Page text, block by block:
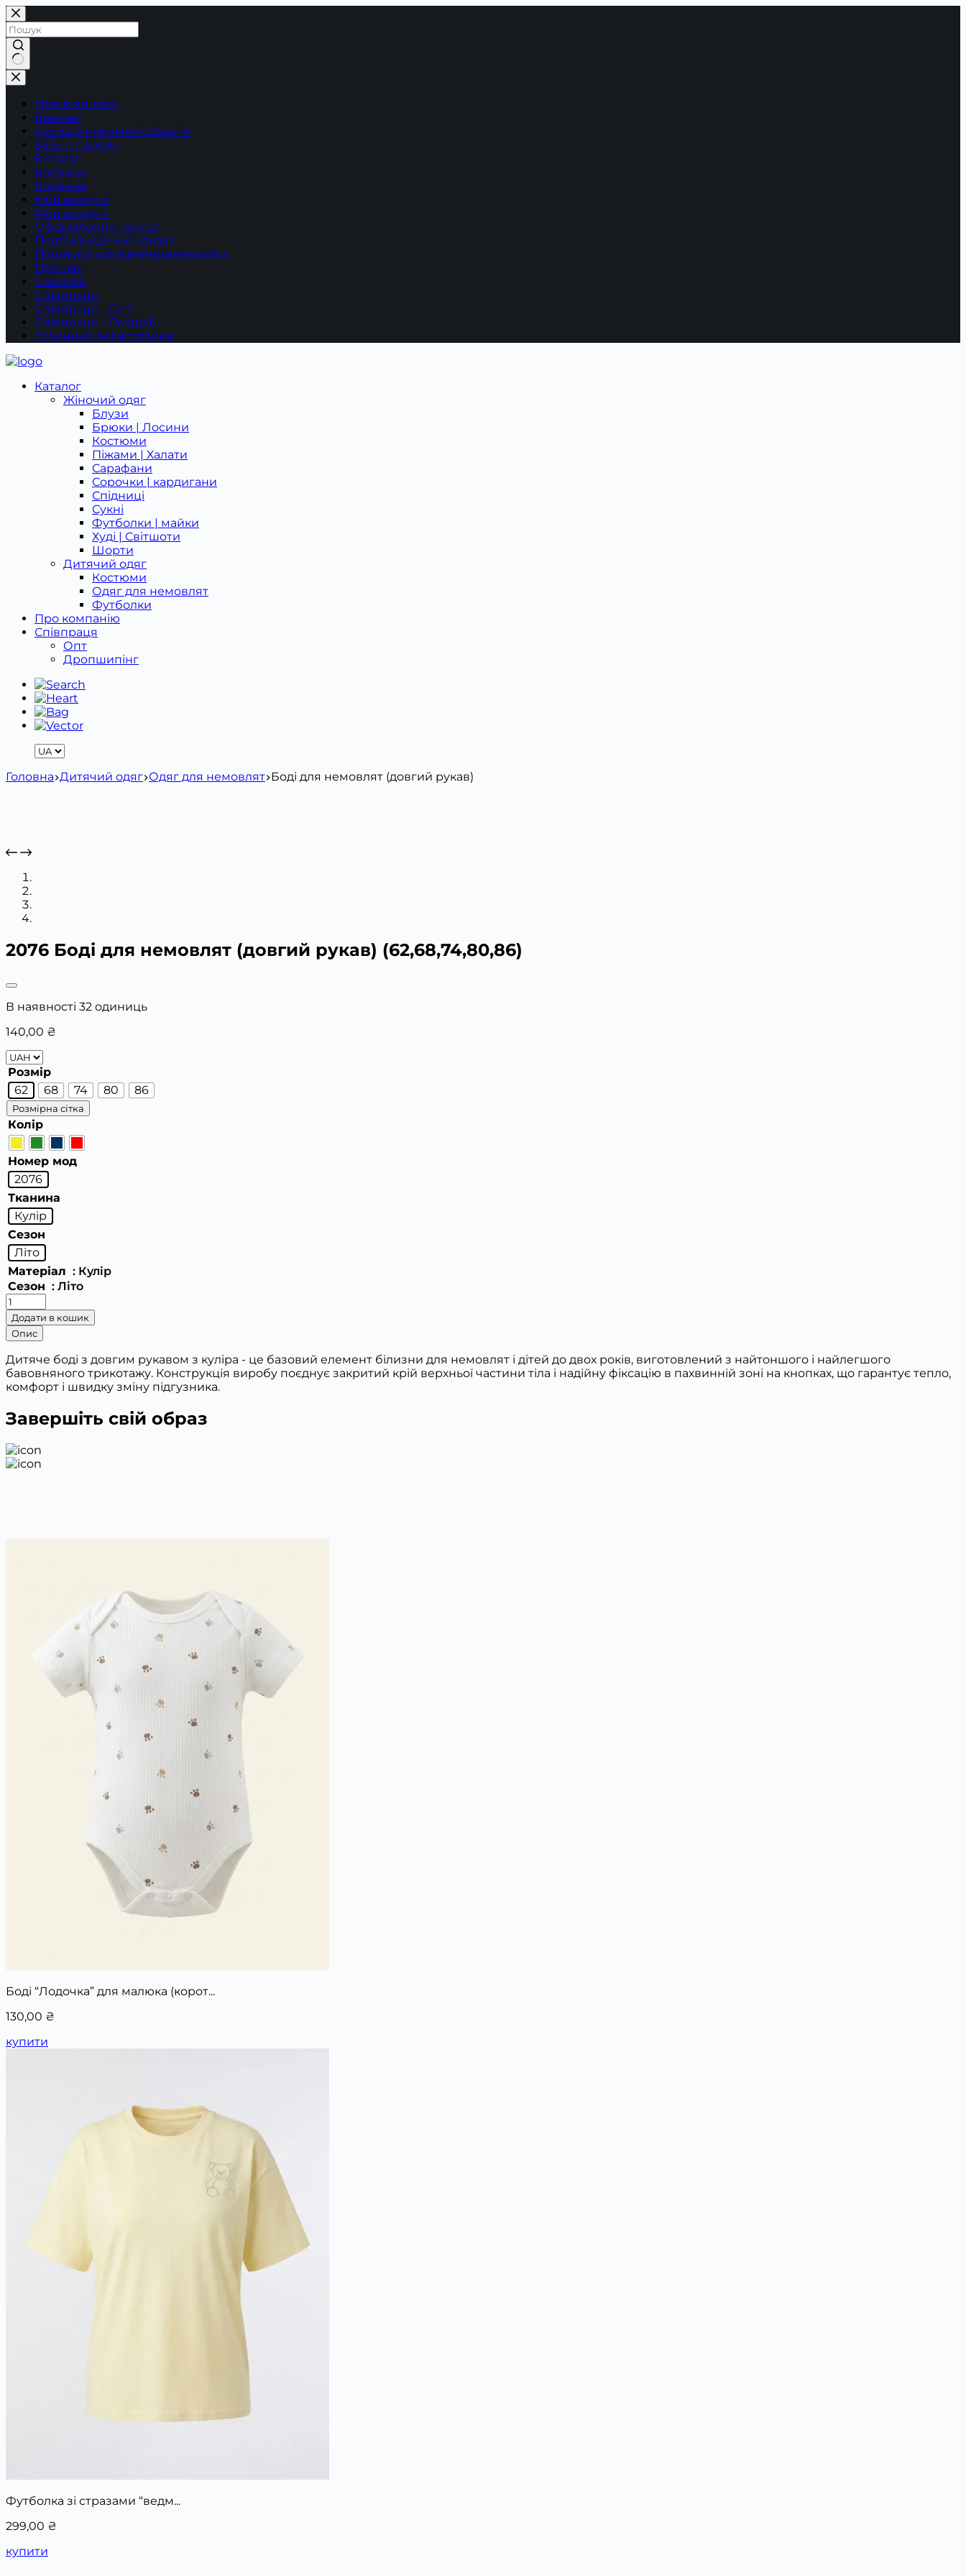
Перейти
до
вмісту
Немає
результатів
checkout new
Главная
Договір публічної оферти
Забыл пароль
Каталог
Корзина
Корзина
Мой аккаунт
Мой аккаунт
Оформление заказа
Подтверждение заказа
Политика конфиденциальности
Про нас
Спасибо
Співпраця
Співпраця – Опт
Співпраця – Роздріб
Страница регистрации
Каталог
Жіночий одяг
Блузи
Брюки | Лосини
Костюми
Піжами | Халати
Сарафани
Сорочки | кардигани
Спідниці
Сукні
Футболки | майки
Худі | Світшоти
Шорти
Дитячий одяг
Костюми
Одяг для немовлят
Футболки
Про компанію
Співпраця
Опт
Дропшипінг
Головна Дитячий одяг Одяг для немовлят Боді для немовлят (довгий рукав)
2076 Боді для немовлят (довгий рукав) (62,68,74,80,86)
В наявності 32 одиниць
140,00 ₴
Розмір
62
68 74 80 86
Розмірна сітка
Колір
Номер мод
2076
Тканина
Кулір
Сезон
Літо
Матеріал : Кулір
Сезон : Літо
2076
Боді
для
немовлят
(довгий
рукав)
(62,68,74,80,86)
кількість
Додати в кошик
Опис
Дитяче боді з довгим рукавом з куліра - це базовий елемент білизни для немовлят і дітей до двох років, виготовлений з найтоншого і найлегшого
бавовняного трикотажу. Конструкція виробу поєднує закритий крій верхньої частини тіла і надійну фіксацію в пахвинній зоні на кнопках, що гарантує тепло,
комфорт і швидку зміну підгузника.
Завершіть свій образ
Боді “Лодочка” для малюка (корот...
130,00 ₴
купити
Футболка зі стразами “ведм...
299,00 ₴
купити